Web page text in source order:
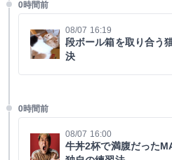
0時間前
08/07 16:19
段ボール箱を取り合う
決
0時間前
08/07 16:00
牛丼2杯で満腹だった